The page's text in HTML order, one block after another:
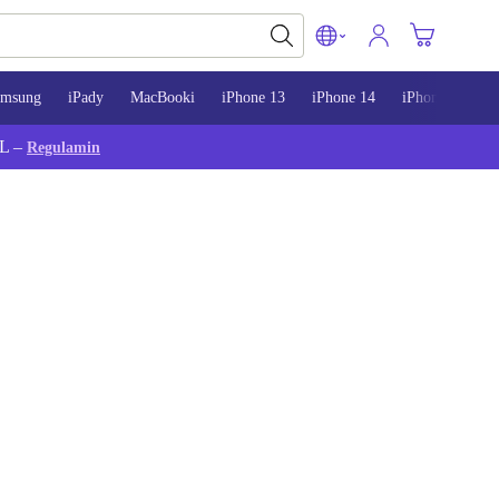
iPady MacBooki iPhone 13 iPhone 14 iPhone 15
– Regulamin